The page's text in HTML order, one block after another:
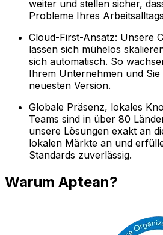
weiter und stellen sicher,
Probleme Ihres
Cloud-First-Ansatz: Unsere
lassen sich mühelos
sich automatisch. So
Ihrem Unternehmen und
neuesten Version.
Globale Präsenz, lokales
Teams sind in über 80
unsere Lösungen exakt an
lokalen Märkte an und
Standards zuverlässig.
Warum Aptean?